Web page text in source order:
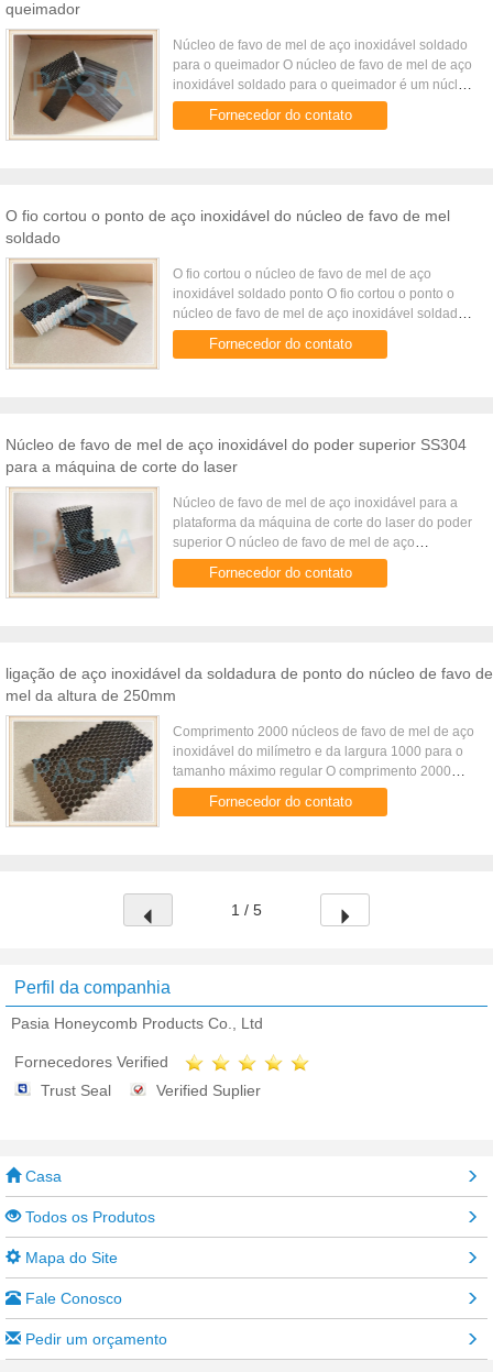
queimador
Núcleo de favo de mel de aço inoxidável soldado
para o queimador O núcleo de favo de mel de aço
inoxidável soldado para o queimador é um núcleo
de favo de mel de aço inoxidável especialmente
ligado com ...
Fornecedor do contato
O fio cortou o ponto de aço inoxidável do núcleo de favo de mel
soldado
O fio cortou o núcleo de favo de mel de aço
inoxidável soldado ponto O fio cortou o ponto o
núcleo de favo de mel de aço inoxidável soldado
que está soldado de folhas de aço inoxidável
onduladas múltiplas ...
Fornecedor do contato
Núcleo de favo de mel de aço inoxidável do poder superior SS304
para a máquina de corte do laser
Núcleo de favo de mel de aço inoxidável para a
plataforma da máquina de corte do laser do poder
superior O núcleo de favo de mel de aço
inoxidável para a plataforma da máquina de corte
do laser do poder ...
Fornecedor do contato
ligação de aço inoxidável da soldadura de ponto do núcleo de favo de
mel da altura de 250mm
Comprimento 2000 núcleos de favo de mel de aço
inoxidável do milímetro e da largura 1000 para o
tamanho máximo regular O comprimento 2000
núcleos de favo de mel de aço inoxidável do
milímetro e da largura 1000 ...
Fornecedor do contato
1 / 5
Perfil da companhia
Pasia Honeycomb Products Co., Ltd
Fornecedores Verified
Trust Seal
Verified Suplier
Casa
Todos os Produtos
Mapa do Site
Fale Conosco
Pedir um orçamento